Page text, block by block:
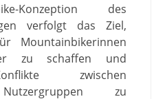
Konzeption des
verfolgt das Ziel,
Mountainbikerinnen
zu schaffen und
zwischen
zu